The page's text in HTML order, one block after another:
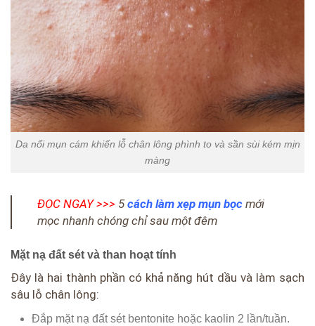
Da nổi mụn cám khiến lỗ chân lông phình to và sần sùi kém mịn
màng
ĐỌC NGAY >>> 5cách làm xẹp mụn bọc mới
mọc nhanh chóng chỉ sau một đêm
Mặt nạ đất sét và than hoạt tính
Đây là hai thành phần có khả năng hút dầu và làm sạch
sâu lỗ chân lông:
Đắp mặt nạ đất sét bentonite hoặc kaolin 2 lần/tuần.